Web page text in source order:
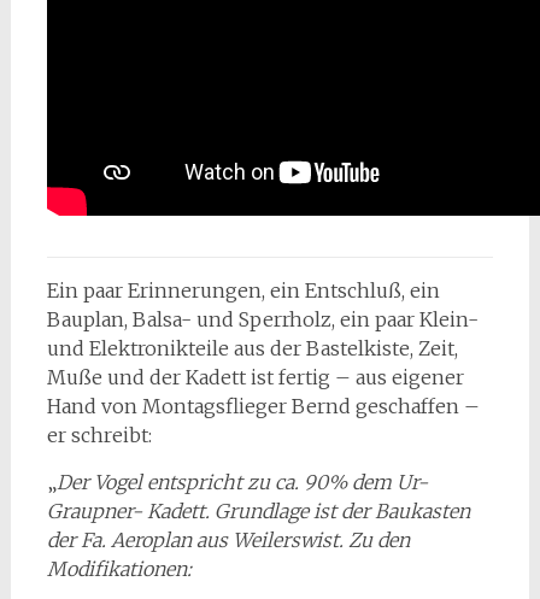
Ein paar Erinnerungen, ein Entschluß, ein
Bauplan, Balsa- und Sperrholz, ein paar Klein-
und Elektronikteile aus der Bastelkiste, Zeit,
Muße und der Kadett ist fertig – aus eigener
Hand von Montagsflieger Bernd geschaffen –
er schreibt:
„Der Vogel entspricht zu ca. 90% dem Ur-
Graupner- Kadett. Grundlage ist der Baukasten
der Fa. Aeroplan aus Weilerswist. Zu den
Modifikationen: